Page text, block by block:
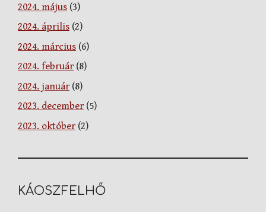
2024. május (3)
2024. április (2)
2024. március (6)
2024. február(8)
2024. január(8)
2023. december(5)
2023. október(2)
KÁOSZFELHŐ